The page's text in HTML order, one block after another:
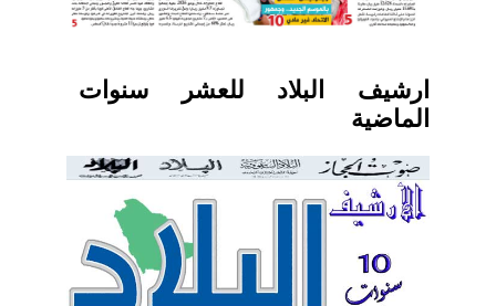
ارشيف البلاد للعشر سنوات
الماضية